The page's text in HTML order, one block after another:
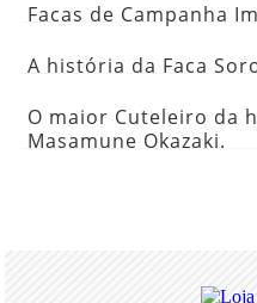
Facas de Campanha
A história da Faca
O maior Cuteleiro da
Masamune Okazaki.